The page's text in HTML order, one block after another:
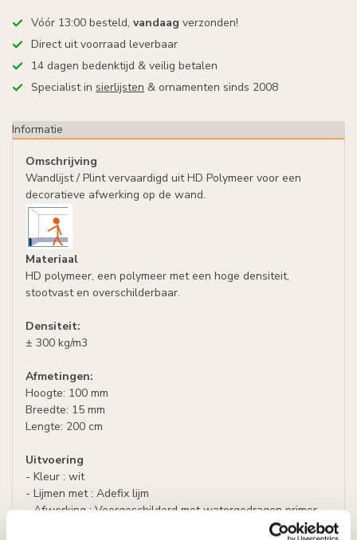
Vóór 13:00 besteld, vandaag verzonden!
Direct uit voorraad leverbaar
14 dagen bedenktijd & veilig betalen
Specialist in sierlijsten & ornamenten sinds 2008
Informatie
Omschrijving
Wandlijst / Plint vervaardigd uit HD Polymeer voor een
decoratieve afwerking op de wand.
Materiaal
HD polymeer, een polymeer met een hoge densiteit,
stootvast en overschilderbaar.
Densiteit:
± 300 kg/m3
Afmetingen:
Hoogte: 100 mm
Breedte: 15 mm
Lengte: 200 cm
Uitvoering
- Kleur : wit
- Lijmen met : Adefix lijm
- Afwerking : Voorgeschilderd met watergedragen primer,
overschilderbaar met alle verven op waterbasis, zoals